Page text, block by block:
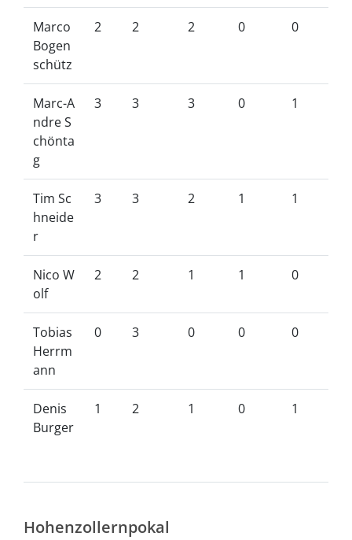
Marco
Bogen
schütz
2 2 2 0 0
Marc-A
ndre S
chönta
g
3 3 3 0 1
Tim Sc
hneide
r
3 3 2 1 1
Nico W
olf
2 2 1 1 0
Tobias
Herrm
ann
0 3 0 0 0
Denis
Burger
1 2 1 0 1
Hohenzollernpokal